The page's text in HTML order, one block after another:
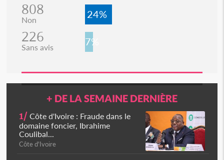
808
Non 24%
226
Sans avis 7%
+ DE LA SEMAINE DERNIÈRE
1/ Côte d'Ivoire : Fraude dans le
domaine foncier, Ibrahime
Coulibal...
Côte d'Ivoire